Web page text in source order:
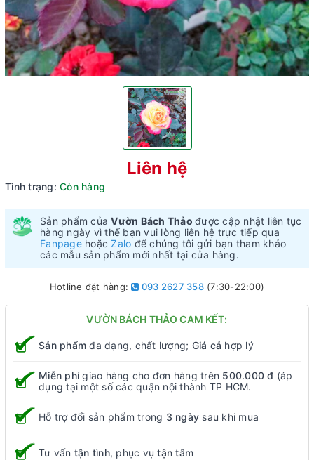
Liên hệ
Tình trạng: Còn hàng
Sản phẩm củaVườn Bách Thảo được cập nhật liên tục
hàng ngày vì thế bạn vui lòng liên hệ trực tiếp qua
FanpagehoặcZalo để chúng tôi gửi bạn tham khảo
các mẫu sản phẩm mới nhất tại cửa hàng.
Hotline đặt hàng: 093 2627 358(7:30-22:00)
VƯỜN BÁCH THẢO CAM KẾT:
Sản phẩm đa dạng, chất lượng; Giá cả hợp lý
Miễn phígiao hàng cho đơn hàng trên 500.000 đ (áp
dụng tại một số các quận nội thành TP HCM.
Hỗ trợ đổi sản phẩm trong 3 ngày sau khi mua
Tư vấn tận tình, phục vụtận tâm